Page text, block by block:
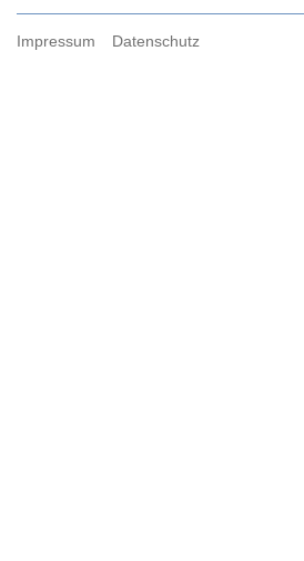
Impressum Datenschutz